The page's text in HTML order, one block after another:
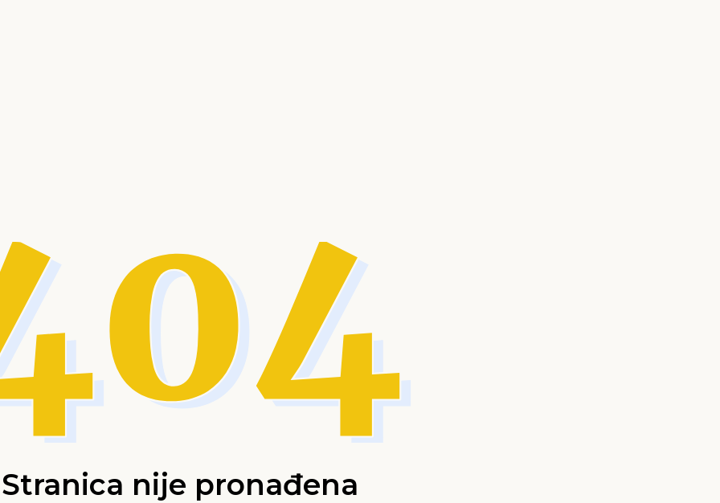
Stranica nije pronađena